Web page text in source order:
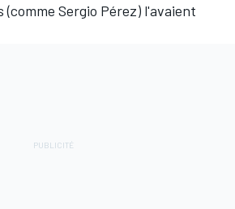
(comme Sergio Pérez) l'avaient